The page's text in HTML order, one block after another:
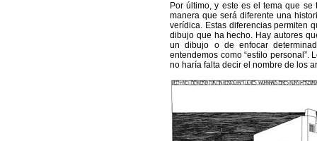
Por último, y este es el tema que
manera que será diferente una
verídica. Estas diferencias permiten
dibujo que ha hecho. Hay autores
un dibujo o de enfocar
entendemos como “estilo
no haría falta decir el nombre de los